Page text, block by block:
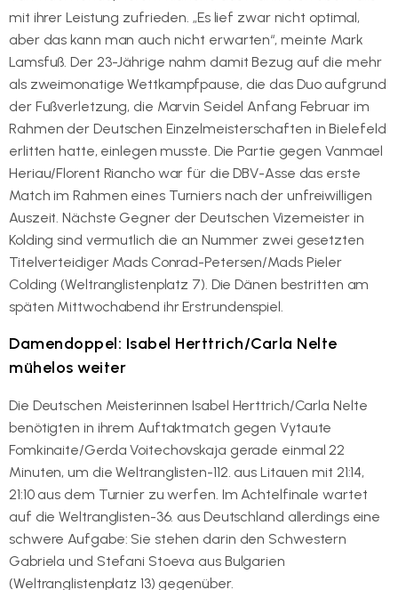
mit ihrer Leistung zufrieden. „Es lief zwar nicht optimal,
aber das kann man auch nicht erwarten“, meinte Mark
Lamsfuß. Der 23-Jährige nahm damit Bezug auf die mehr
als zweimonatige Wettkampfpause, die das Duo aufgrund
der Fußverletzung, die Marvin Seidel Anfang Februar im
Rahmen der Deutschen Einzelmeisterschaften in Bielefeld
erlitten hatte, einlegen musste. Die Partie gegen Vanmael
Heriau/Florent Riancho war für die DBV-Asse das erste
Match im Rahmen eines Turniers nach der unfreiwilligen
Auszeit. Nächste Gegner der Deutschen Vizemeister in
Kolding sind vermutlich die an Nummer zwei gesetzten
Titelverteidiger Mads Conrad-Petersen/Mads Pieler
Colding (Weltranglistenplatz 7). Die Dänen bestritten am
späten Mittwochabend ihr Erstrundenspiel.
Damendoppel: Isabel Herttrich/Carla Nelte
mühelos weiter
Die Deutschen Meisterinnen Isabel Herttrich/Carla Nelte
benötigten in ihrem Auftaktmatch gegen Vytaute
Fomkinaite/Gerda Voitechovskaja gerade einmal 22
Minuten, um die Weltranglisten-112. aus Litauen mit 21:14,
21:10 aus dem Turnier zu werfen. Im Achtelfinale wartet
auf die Weltranglisten-36. aus Deutschland allerdings eine
schwere Aufgabe: Sie stehen darin den Schwestern
Gabriela und Stefani Stoeva aus Bulgarien
(Weltranglistenplatz 13) gegenüber.